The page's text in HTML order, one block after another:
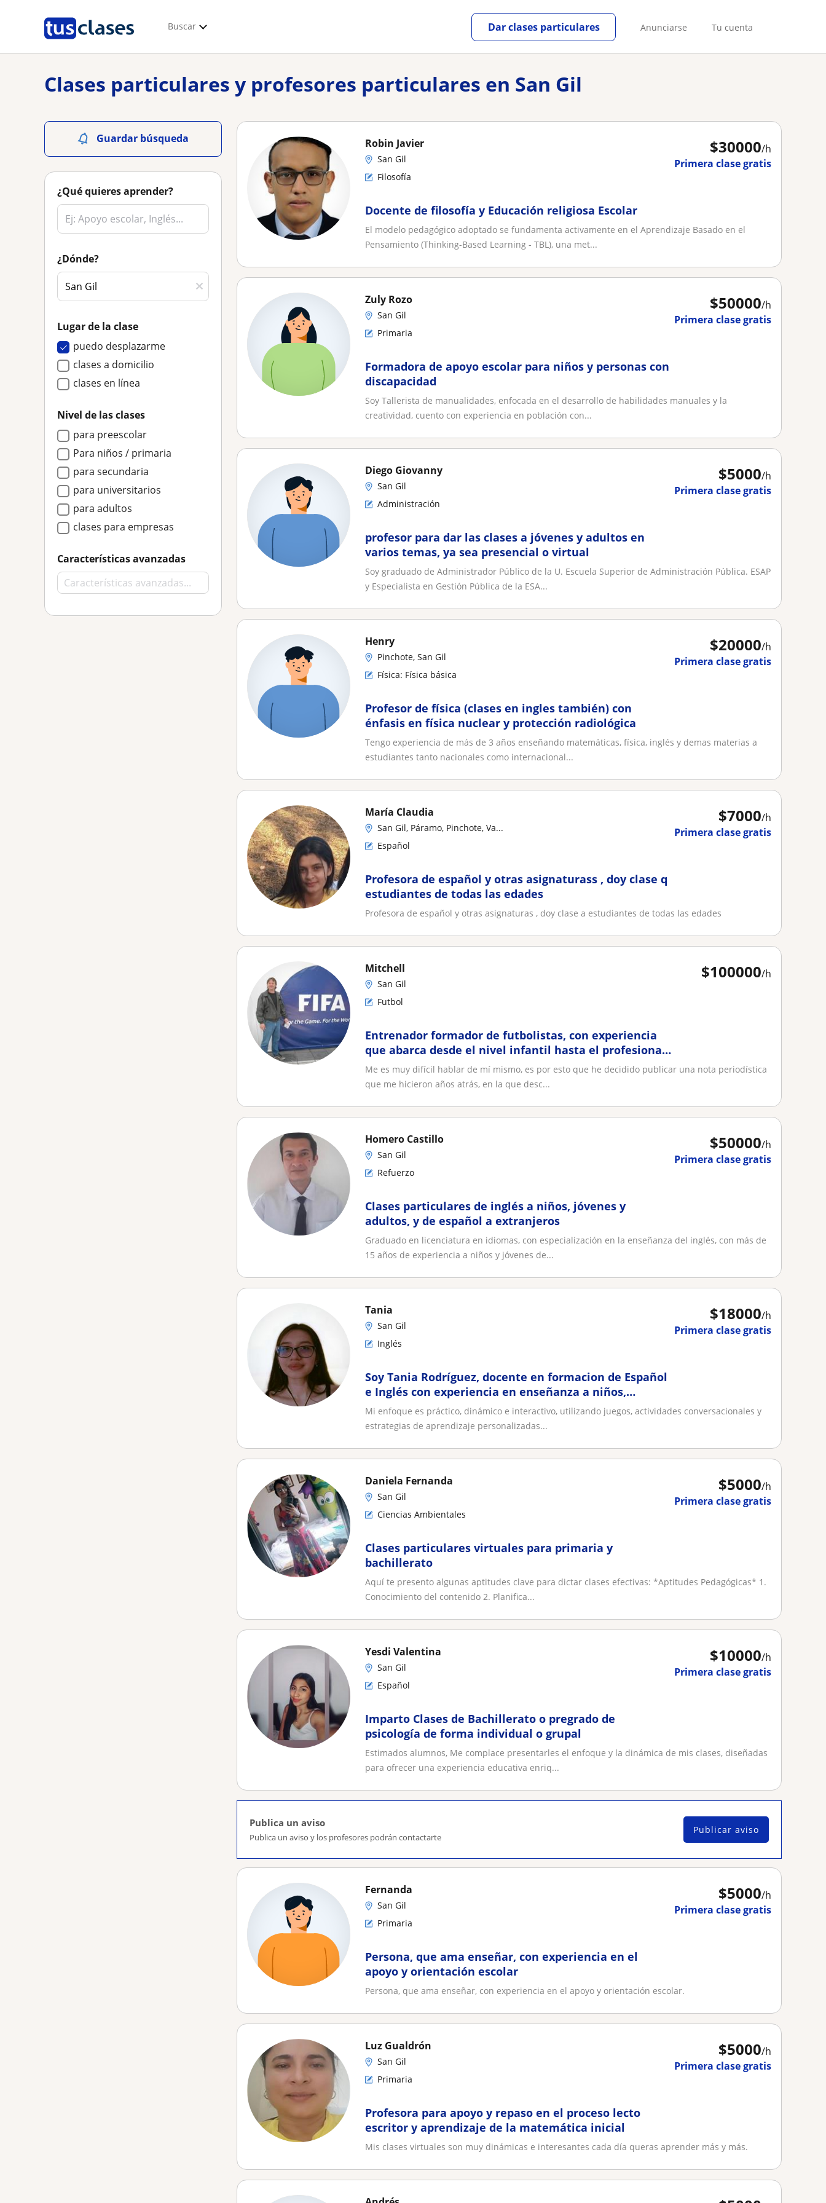
Buscar Anunciarse Tu cuenta
Dar clases particulares
Clases particulares y profesores particulares en San Gil
Guardar búsqueda
¿Qué quieres aprender?
¿Dónde?
Lugar de la clase
puedo desplazarme
clases a domicilio
clases en línea
Nivel de las clases
para preescolar
Para niños / primaria
para secundaria
para universitarios
para adultos
clases para empresas
Características avanzadas
$30000/h
Primera clase gratis
Robin Javier
San Gil
Filosofía
Docente de filosofía y Educación religiosa Escolar
El modelo pedagógico adoptado se fundamenta activamente en el Aprendizaje Basado en el
Pensamiento (Thinking-Based Learning - TBL), una met...
$50000/h
Primera clase gratis
Zuly Rozo
San Gil
Primaria
Formadora de apoyo escolar para niños y personas con
discapacidad
Soy Tallerista de manualidades, enfocada en el desarrollo de habilidades manuales y la
creatividad, cuento con experiencia en población con...
$5000/h
Primera clase gratis
Diego Giovanny
San Gil
Administración
profesor para dar las clases a jóvenes y adultos en
varios temas, ya sea presencial o virtual
Soy graduado de Administrador Público de la U. Escuela Superior de Administración Pública. ESAP
y Especialista en Gestión Pública de la ESA...
$20000/h
Primera clase gratis
Henry
Pinchote, San Gil
Física: Física básica
Profesor de física (clases en ingles también) con
énfasis en física nuclear y protección radiológica
Tengo experiencia de más de 3 años enseñando matemáticas, física, inglés y demas materias a
estudiantes tanto nacionales como internacional...
$7000/h
Primera clase gratis
María Claudia
San Gil, Páramo, Pinchote, Va...
Español
Profesora de español y otras asignaturass , doy clase q
estudiantes de todas las edades
Profesora de español y otras asignaturas , doy clase a estudiantes de todas las edades
$100000/h
Mitchell
San Gil
Futbol
Entrenador formador de futbolistas, con experiencia
que abarca desde el nivel infantil hasta el profesional,
personalizadas
Me es muy difícil hablar de mí mismo, es por esto que he decidido publicar una nota periodística
que me hicieron años atrás, en la que desc...
$50000/h
Primera clase gratis
Homero Castillo
San Gil
Refuerzo
Clases particulares de inglés a niños, jóvenes y
adultos, y de español a extranjeros
Graduado en licenciatura en idiomas, con especialización en la enseñanza del inglés, con más de
15 años de experiencia a niños y jóvenes de...
$18000/h
Primera clase gratis
Tania
San Gil
Inglés
Soy Tania Rodríguez, docente en formacion de Español
e Inglés con experiencia en enseñanza a niños,
adolescentes y jóvenes
Mi enfoque es práctico, dinámico e interactivo, utilizando juegos, actividades conversacionales y
estrategias de aprendizaje personalizadas...
$5000/h
Primera clase gratis
Daniela Fernanda
San Gil
Ciencias Ambientales
Clases particulares virtuales para primaria y
bachillerato
Aquí te presento algunas aptitudes clave para dictar clases efectivas: *Aptitudes Pedagógicas* 1.
Conocimiento del contenido 2. Planifica...
$10000/h
Primera clase gratis
Yesdi Valentina
San Gil
Español
Imparto Clases de Bachillerato o pregrado de
psicología de forma individual o grupal
Estimados alumnos, Me complace presentarles el enfoque y la dinámica de mis clases, diseñadas
para ofrecer una experiencia educativa enriq...
Publica un aviso
Publica un aviso y los profesores podrán contactarte
Publicar aviso
$5000/h
Primera clase gratis
Fernanda
San Gil
Primaria
Persona, que ama enseñar, con experiencia en el
apoyo y orientación escolar
Persona, que ama enseñar, con experiencia en el apoyo y orientación escolar.
$5000/h
Primera clase gratis
Luz Gualdrón
San Gil
Primaria
Profesora para apoyo y repaso en el proceso lecto
escritor y aprendizaje de la matemática inicial
Mis clases virtuales son muy dinámicas e interesantes cada día queras aprender más y más.